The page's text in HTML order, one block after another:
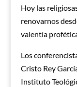
Hoy las
renovarnos
valentía
Los
Cristo Rey
Instituto